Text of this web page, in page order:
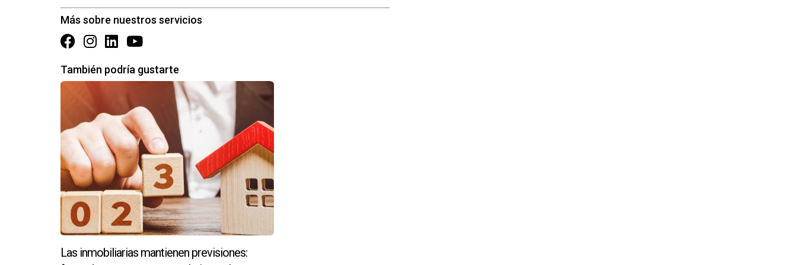
Establezca objetivos: Establecer objetivos tangibles puede ayudarle a mantenerse centrado y motivado. Asegúrese de fijar objetivos realistas y
alcanzables que pueda seguir y medir. Esto le ayudará a mantener el rumbo y lograr los resultados deseados.
Sea persistente: Vender es un juego largo. Hay que ser persistente y constante para tener éxito. No se rinda tras el primer rechazo. Dedique tiempo a
hacer un seguimiento y siga intentándolo hasta que lo consiga.
Céntrese en las relaciones: Construir relaciones es esencial para tener éxito en las ventas. Dedique tiempo a conocer a sus clientes y a generar
confianza con ellos. Esto le ayudará a cerrar más tratos y aumentará sus posibilidades de éxito.
Ofrezca valor: Vender no es sólo hacer una venta. Se trata de ofrecer valor a sus clientes. Dedique tiempo a comprender sus necesidades y ofrézcales
soluciones que les ayuden a resolver sus problemas. Así será más probable que le compren.
Más sobre nuestros servicios
También podría gustarte
Las inmobiliarias mantienen previsiones: